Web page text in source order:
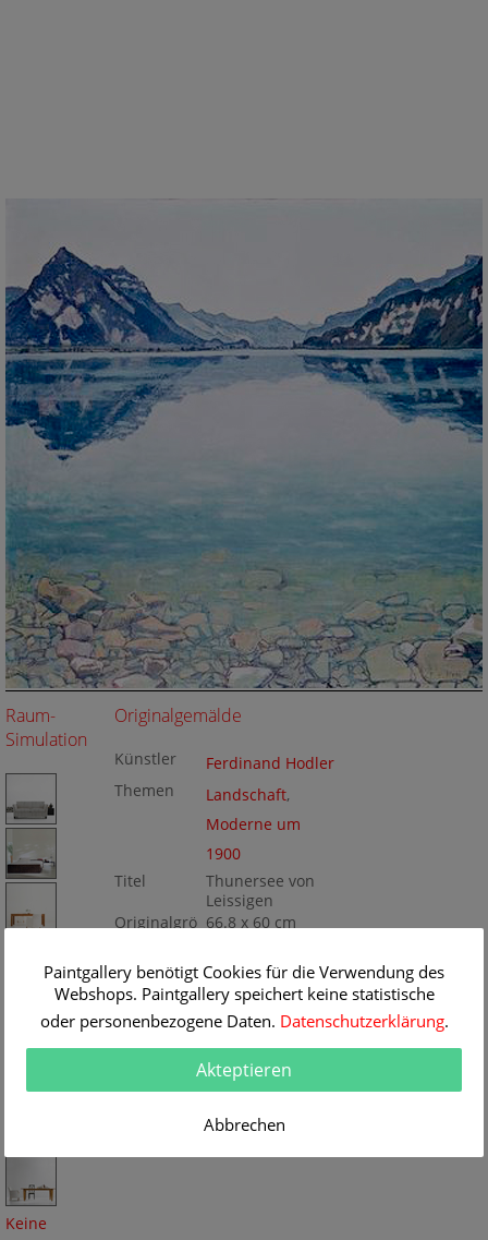
Raum-
Simulation
Keine
Originalgemälde
Künstler
Ferdinand Hodler
Themen
Landschaft,
Moderne um
1900
Titel
Thunersee von
Leissigen
Originalgrö 66.8 x 60 cm
Öl/Leinwand
Gemälde
Nr
BA15743
Paintgallery benötigt Cookies für die Verwendung des
Webshops. Paintgallery speichert keine statistische
oder personenbezogene Daten. Datenschutzerklärung.
Akteptieren
Abbrechen